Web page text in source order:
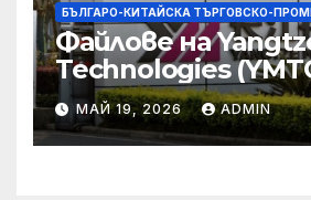
БЪЛГАРО-КИТАЙСКА ТЪРГОВСКО-
Файлове на
Technologies
на STAR Market
МАЙ 19, 2026 ADMIN